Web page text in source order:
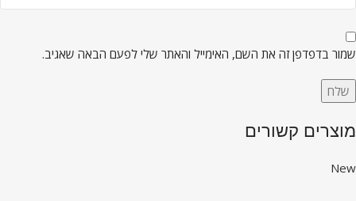
שמור בדפדפן זה את השם, האימייל והאתר שלי לפעם הבאה שאגיב.
מוצרים קשורים
New